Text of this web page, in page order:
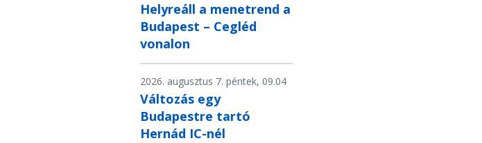
Helyreáll a menetrend a
Budapest – Cegléd
vonalon
2026. augusztus 7. péntek, 09.04
Változás egy
Budapestre tartó
Hernád IC-nél